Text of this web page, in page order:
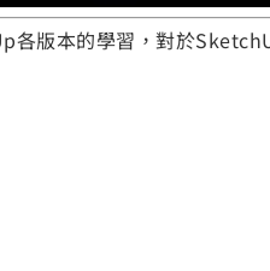
各版本的學習，對於